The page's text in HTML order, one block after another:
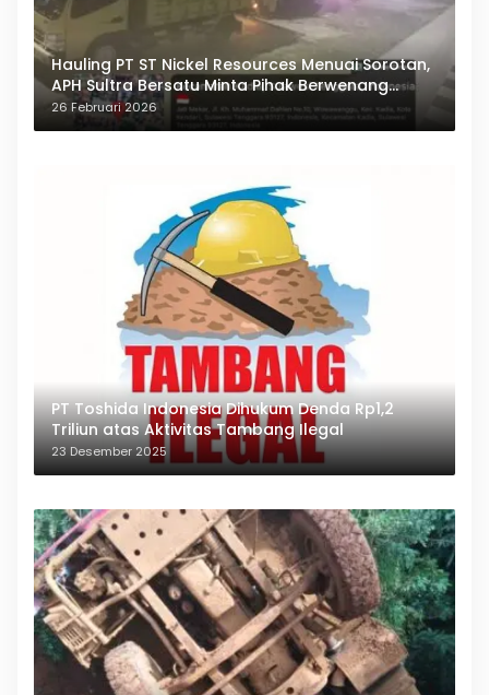
Hauling PT ST Nickel Resources Menuai Sorotan,
APH Sultra Bersatu Minta Pihak Berwenang
Bertindak
26 Februari 2026
PT Toshida Indonesia Dihukum Denda Rp1,2
Triliun atas Aktivitas Tambang Ilegal
23 Desember 2025